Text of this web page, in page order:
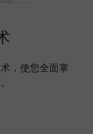
，使您全面掌